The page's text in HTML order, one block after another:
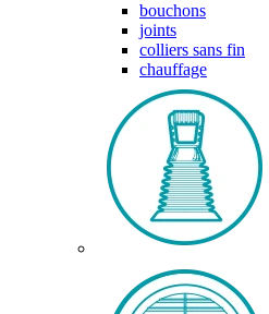
bouchons
joints
colliers sans fin
chauffage